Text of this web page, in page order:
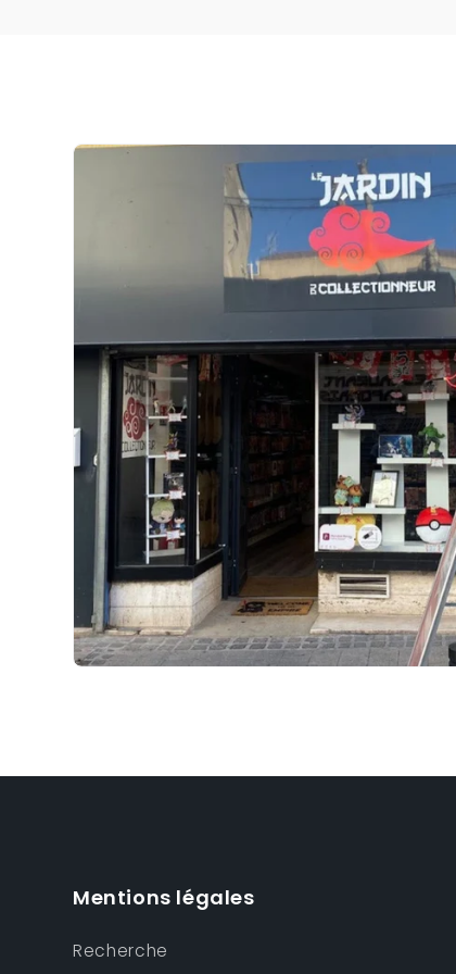
Mentions légales
Recherche